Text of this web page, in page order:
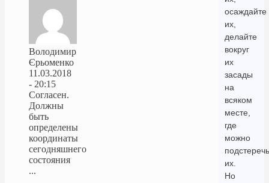
осаждайте
их,
делайте
вокруг
их
засады
на
всяком
месте,
где
можно
подстеречь
их.
Но
Володимир
Єрьоменко
11.03.2018
- 20:15
Согласен.
Должны
быть
определены
координаты
сегодняшнего
состояния
...